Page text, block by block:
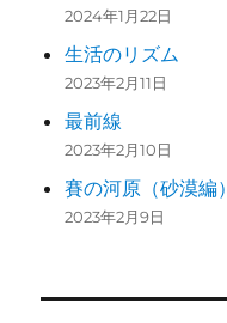
2024年1月22日
生活のリズム
2023年2月11日
最前線
2023年2月10日
賽の河原（砂漠編）
2023年2月9日